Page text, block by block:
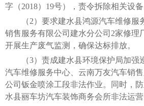
字（2018）19号），责令拆除相关设备
（2）要求建水县鸿源汽车维修服
销售服务有限公司建水分公司2家修理
开展生产废气监测，确保达标排放。
（3）责成建水县环境保护局加强
汽车维修服务中心、云南万友汽车销
公司钣金喷涂工段非法作业。同时，
水县丽车坊汽车装饰商务会所非法运营